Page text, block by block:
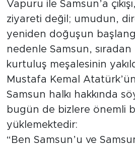
Vapuru ile Samsun’a
ziyareti değil; umudun,
yeniden doğuşun
nedenle Samsun,
kurtuluş meşalesinin
Mustafa Kemal
Samsun halkı hakkında
bugün de bizlere önemli
yüklemektedir:
“Ben Samsun’u ve